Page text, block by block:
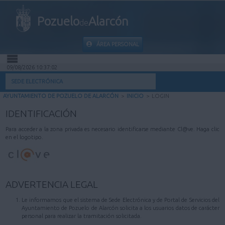
PozuelodeAlarcón
ÁREA PERSONAL
INICIO
MI CARPETA
INFORMACIÓN MUNICIPAL
AYUDA
09/08/2026 10:37:02
SEDE ELECTRÓNICA
AYUNTAMIENTO DE POZUELO DE ALARCÓN > INICIO > LOGIN
IDENTIFICACIÓN
Para acceder a la zona privada es necesario identificarse mediante Cl@ve. Haga clic
en el logotipo.
ADVERTENCIA LEGAL
Le informamos que el sistema de Sede Electrónica y de Portal de Servicios del
Ayuntamiento de Pozuelo de Alarcón solicita a los usuarios datos de carácter
personal para realizar la tramitación solicitada.